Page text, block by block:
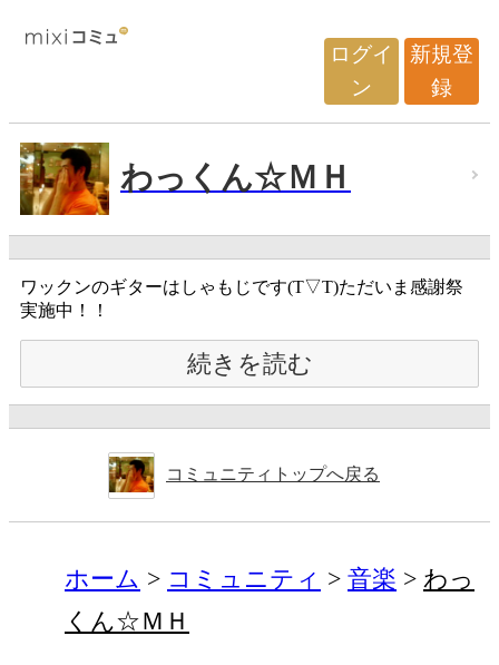
ログイ
ン
新規登
録
わっくん☆ＭＨ
ワックンのギターはしゃもじです(T▽T)ただいま感謝祭
実施中！！
続きを読む
コミュニティトップへ戻る
ホーム コミュニティ 音楽
わっ
くん☆ＭＨ